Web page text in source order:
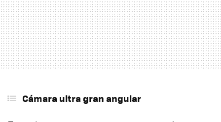
Cámara ultra gran angular